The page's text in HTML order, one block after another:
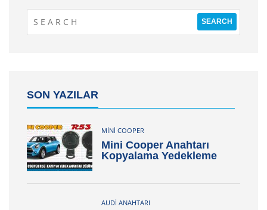
SON YAZILAR
MINI COOPER
Mini Cooper Anahtarı
Kopyalama Yedekleme
AUDI ANAHTARI